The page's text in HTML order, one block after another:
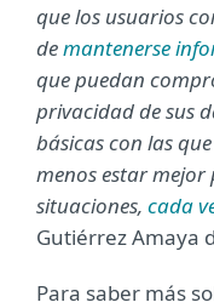
que los usuarios
demantenerse
que puedan
privacidad de sus
básicas con las
menos estar
situaciones, cada
Gutiérrez Amaya
Para saber más